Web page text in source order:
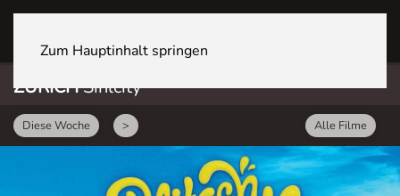
Zum Hauptinhalt springen
ZÜRICHSihlcity
Diese Woche > Alle Filme